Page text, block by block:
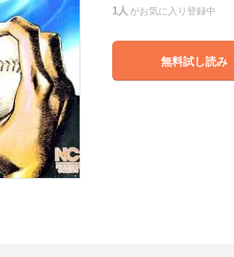
1人 がお気に入り登録中
無料試し読み